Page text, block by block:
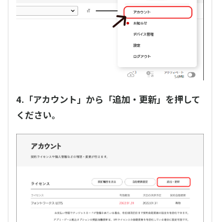
4.「アカウント」から「追加・更新」を押して
ください。